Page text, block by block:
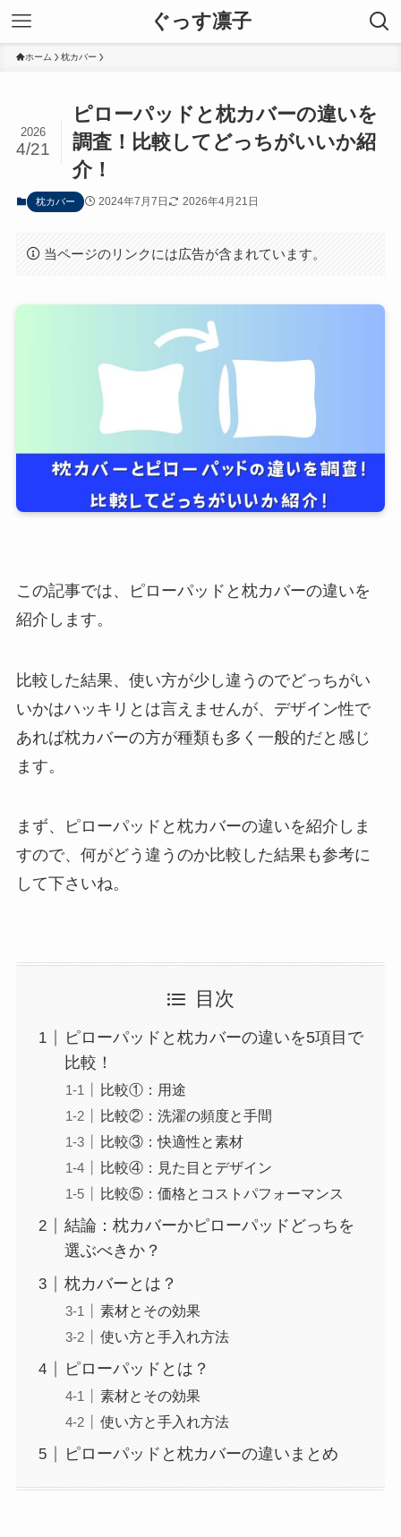
ぐっす凛子
ホーム 枕カバー
ピローパッドと枕カバーの違いを
調査！比較してどっちがいいか紹
介！
2026
4/21
枕カバー 2024年7月7日 2026年4月21日
当ページのリンクには広告が含まれています。
この記事では、ピローパッドと枕カバーの違いを
紹介します。
比較した結果、使い方が少し違うのでどっちがい
いかはハッキリとは言えませんが、デザイン性で
あれば枕カバーの方が種類も多く一般的だと感じ
ます。
まず、ピローパッドと枕カバーの違いを紹介しま
すので、何がどう違うのか比較した結果も参考に
して下さいね。
目次
ピローパッドと枕カバーの違いを5項目で
比較！
比較①：用途
比較②：洗濯の頻度と手間
比較③：快適性と素材
比較④：見た目とデザイン
比較⑤：価格とコストパフォーマンス
結論：枕カバーかピローパッドどっちを
選ぶべきか？
枕カバーとは？
素材とその効果
使い方と手入れ方法
ピローパッドとは？
素材とその効果
使い方と手入れ方法
ピローパッドと枕カバーの違いまとめ